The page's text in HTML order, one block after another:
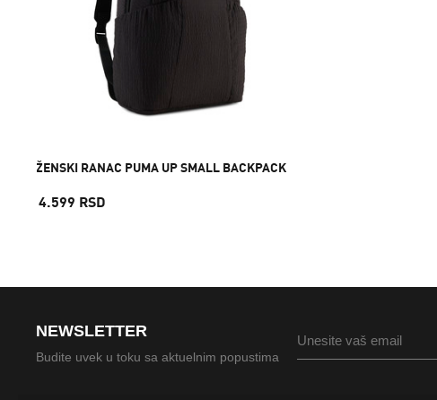
ŽENSKI RANAC PUMA UP SMALL BACKPACK
4.599 RSD
NEWSLETTER
Budite uvek u toku sa aktuelnim popustima